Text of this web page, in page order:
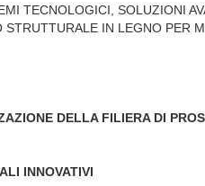
TECNOLOGICI, SOLUZIONI
IN LEGNO PER
DELLA FILIERA DI
INNOVATIVI